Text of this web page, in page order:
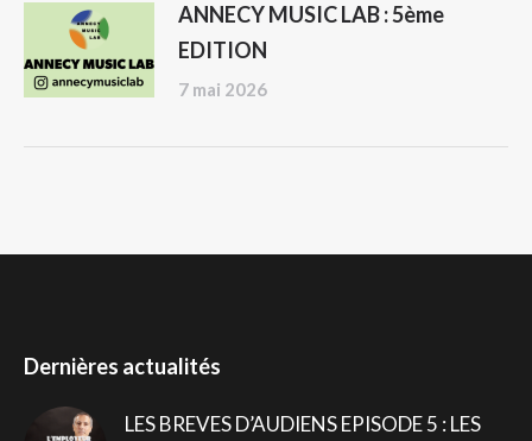
ANNECY MUSIC LAB : 5ème
EDITION
7 mai 2026
Dernières actualités
LES BREVES D’AUDIENS EPISODE 5 : LES